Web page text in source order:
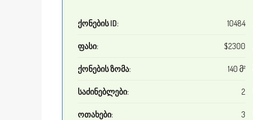
ქონების ID: 10484
ფასი: $2300
ქონების ზომა: 140 მ²
საძინებლები: 2
ოთახები: 3